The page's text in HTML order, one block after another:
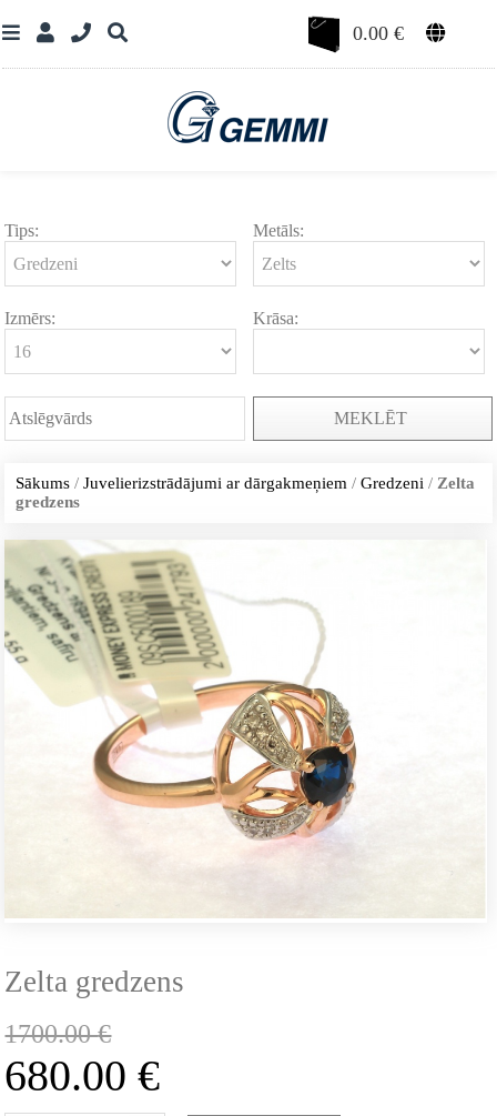
0.00€
Tips: Metāls:
Izmērs: Krāsa:
MEKLĒT
Sākums /Juvelierizstrādājumi ar dārgakmeņiem /Gredzeni / Zelta
gredzens
Zelta gredzens
1700.00€
680.00€